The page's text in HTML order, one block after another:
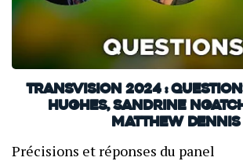
TransVision 2024 :
Hughes, Sandrine
Matthew Dennis
Précisions et réponses du panel